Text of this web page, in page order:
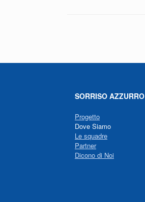
SORRISO AZZURRO
Progetto
Dove Siamo
Le squadre
Partner
Dicono di Noi